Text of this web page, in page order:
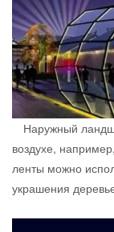
Наружный
воздухе,
ленты можно
украшения